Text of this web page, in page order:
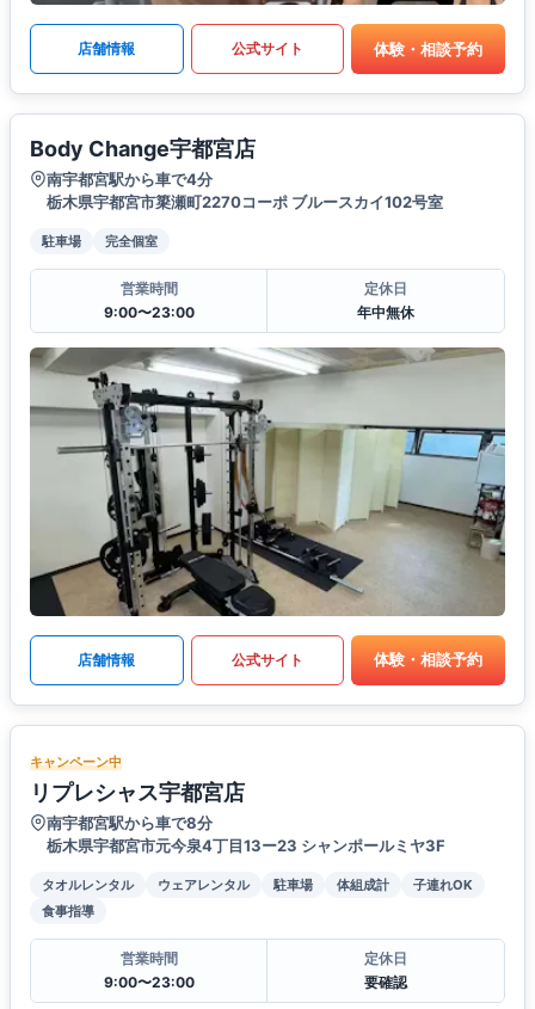
店舗情報 公式サイト 体験・相談予約
Body Change宇都宮店
南宇都宮駅から車で4分
栃木県宇都宮市簗瀬町2270コーポ ブルースカイ102号室
駐車場 完全個室
営業時間
9:00〜23:00
定休日
年中無休
店舗情報 公式サイト 体験・相談予約
キャンペーン中
リプレシャス宇都宮店
南宇都宮駅から車で8分
栃木県宇都宮市元今泉4丁目13ー23 シャンポールミヤ3F
タオルレンタル ウェアレンタル 駐車場 体組成計
子連れOK
食事指導
営業時間
9:00〜23:00
定休日
要確認